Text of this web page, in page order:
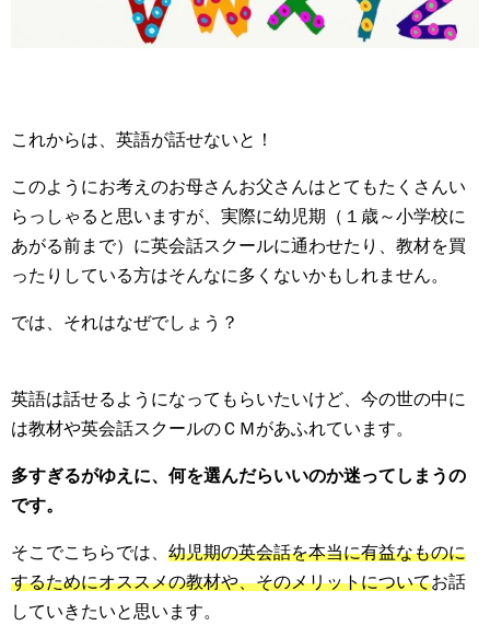
これからは、英語が話せないと！
このようにお考えのお母さんお父さんはとてもたくさんい
らっしゃると思いますが、実際に幼児期（１歳～小学校に
あがる前まで）に英会話スクールに通わせたり、教材を買
ったりしている方はそんなに多くないかもしれません。
では、それはなぜでしょう？
英語は話せるようになってもらいたいけど、今の世の中に
は教材や英会話スクールのＣＭがあふれています。
多すぎるがゆえに、何を選んだらいいのか迷ってしまうの
です。
そこでこちらでは、 幼児期の英会話を本当に有益なものに
するためにオススメの教材や、そのメリットについてお話
していきたいと思います。